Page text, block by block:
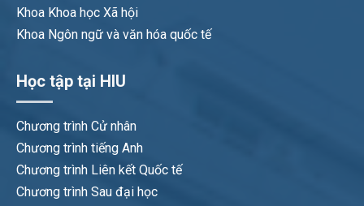
Khoa Khoa học Xã hội
Khoa Ngôn ngữ và văn hóa quốc tế
Học tập tại HIU
Chương trình Cử nhân
Chương trình tiếng Anh
Chương trình Liên kết Quốc tế
Chương trình Sau đại học